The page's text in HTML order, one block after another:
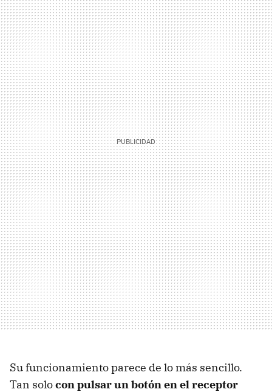
Su funcionamiento parece de lo más sencillo.
Tan solocon pulsar un botón en el receptor